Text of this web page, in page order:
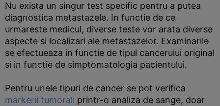
Nu exista un singur test specific pentru a putea
diagnostica metastazele. In functie de ce
urmareste medicul, diverse teste vor arata diverse
aspecte si localizari ale metastazelor. Examinarile
se efectueaza in functie de tipul cancerului original
si in functie de simptomatologia pacientului.
Pentru unele tipuri de cancer se pot verifica
markerii tumorali printr-o analiza de sange, doar